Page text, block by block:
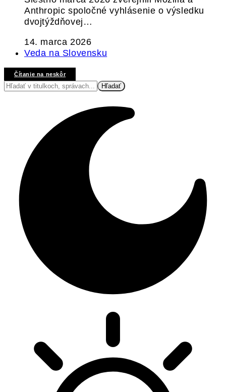
Anthropic spoločné vyhlásenie o výsledku
dvojtýždňovej…
14. marca 2026
Veda na Slovensku
Čítanie na neskôr